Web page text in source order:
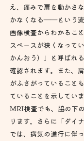
え、痛みで肩を動かさ
かなくなる――という流
画像検査からわかるこ
スペースが狭くなって
かんおう）」と呼ばれ
確認されます。また、
がふさがっていること
ていることを示していま
MRI検査でも、脇の下
ります。さらに「ダイ
では、病気の進行に伴